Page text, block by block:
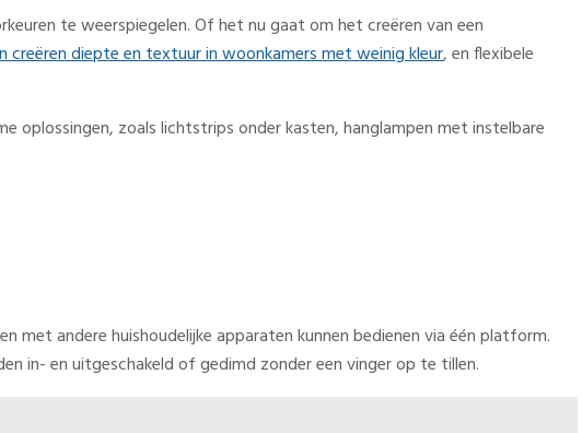
te weerspiegelen. Of het nu gaat om het creëren van een
diepte en textuur in woonkamers met weinig kleur, en flexibele
oplossingen, zoals lichtstrips onder kasten, hanglampen met instelbare
andere huishoudelijke apparaten kunnen bedienen via één platform.
in- en uitgeschakeld of gedimd zonder een vinger op te tillen.